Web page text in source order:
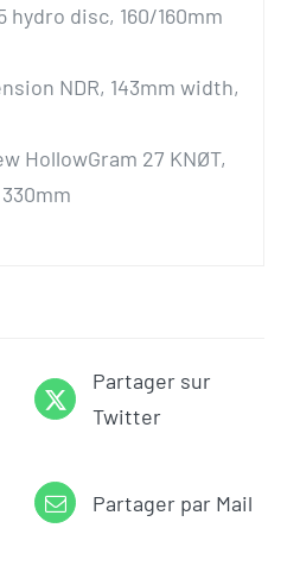
hydro disc, 160/160mm
NDR, 143mm width,
HollowGram 27 KNØT,
Partager sur
Twitter
Partager par Mail